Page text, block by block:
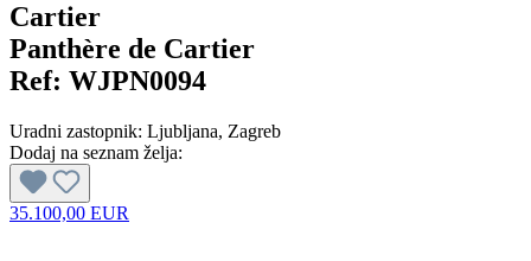
Cartier
Panthère de Cartier
Ref: WJPN0094
Uradni zastopnik: Ljubljana, Zagreb
Dodaj na seznam želja:
35.100,00 EUR